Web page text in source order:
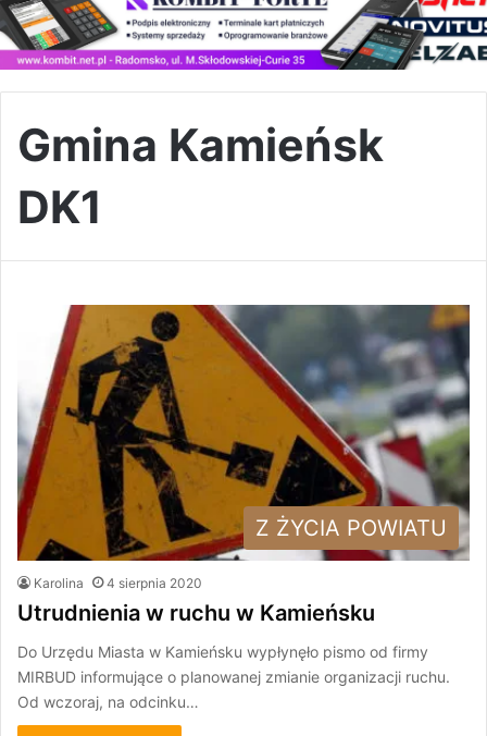
Gmina Kamieńsk
DK1
Z ŻYCIA POWIATU
Karolina 4 sierpnia 2020
Utrudnienia w ruchu w Kamieńsku
Do Urzędu Miasta w Kamieńsku wypłynęło pismo od firmy
MIRBUD informujące o planowanej zmianie organizacji ruchu.
Od wczoraj, na odcinku…